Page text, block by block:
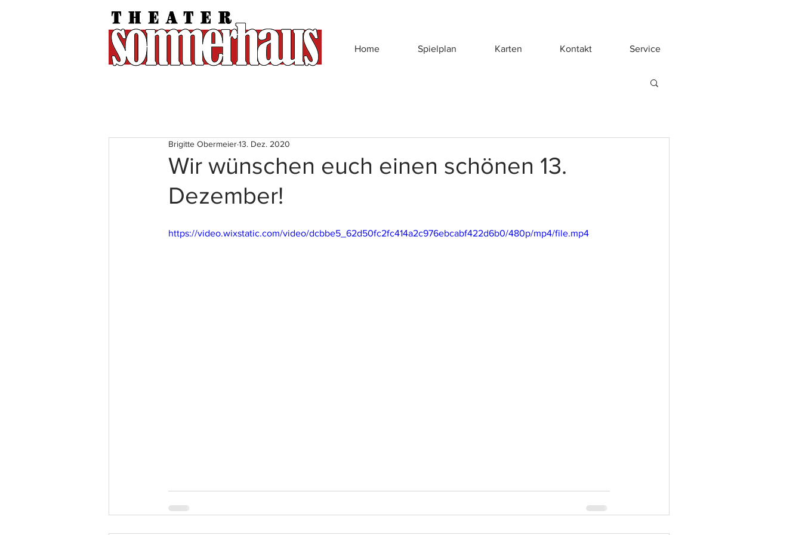
Home Spielplan Karten Kontakt Service
Wir wünschen euch einen schönen 13.
Dezember!
Brigitte Obermeier13. Dez. 2020
https://video.wixstatic.com/video/dcbbe5_62d50fc2fc414a2c976ebcabf422d6b0/480p/mp4/file.mp4